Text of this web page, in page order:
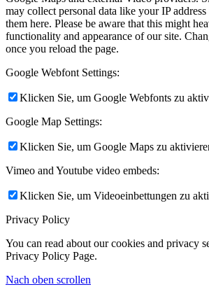
may collect personal data like your IP
them here. Please be aware that this might
functionality and appearance of our site.
once you reload the page.
Google Webfont Settings:
Klicken Sie, um Google Webfonts zu
Google Map Settings:
Klicken Sie, um Google Maps zu
Vimeo and Youtube video embeds:
Klicken Sie, um Videoeinbettungen zu
Privacy Policy
You can read about our cookies and privacy
Privacy Policy Page.
Nach oben scrollen